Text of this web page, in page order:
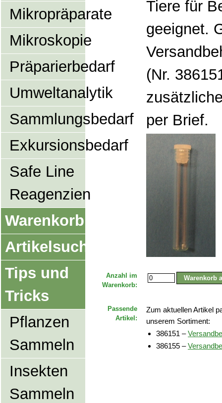
Mikropräparate
Mikroskopie
Präparierbedarf
Umweltanalytik
Sammlungsbedarf
Exkursionsbedarf
Safe Line
Reagenzien
Warenkorb
Artikelsuche
Tips und
Tricks
Pflanzen
Sammeln
Insekten
Sammeln
Tiere für
geeignet.
(Nr.
per Brief.
Anzahl im
Warenkorb:
Passende
Artikel:
Zum aktuellen Artikel
unserem Sortiment:
386151 –
386155 –